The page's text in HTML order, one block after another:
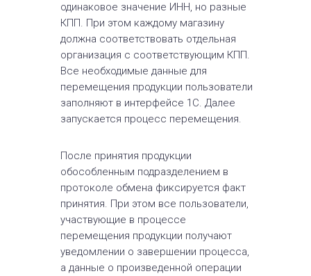
одинаковое значение ИНН, но разные
КПП. При этом каждому магазину
должна соответствовать отдельная
организация с соответствующим КПП.
Все необходимые данные для
перемещения продукции пользователи
заполняют в интерфейсе 1С. Далее
запускается процесс перемещения.
После принятия продукции
обособленным подразделением в
протоколе обмена фиксируется факт
принятия. При этом все пользователи,
участвующие в процессе
перемещения продукции получают
уведомлении о завершении процесса,
а данные о произведенной операции